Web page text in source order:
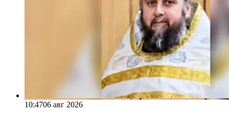
10:4706 авг 2026